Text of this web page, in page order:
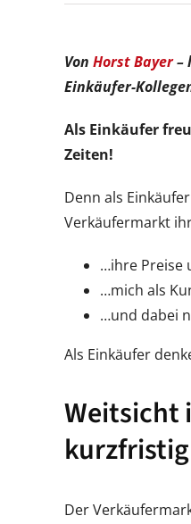
Von Horst Bayer–
Einkäufer-
Als Einkäufer
Zeiten!
Denn als
Verkäufermarkt
…ihre Preise
…mich als
…und dabei
Als Einkäufer
Weitsicht
Der